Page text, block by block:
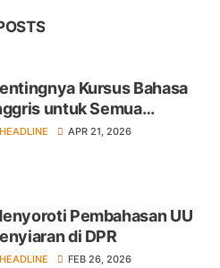
Kursus Bahasa
untuk Semua
HEADLINE APR 21, 2026
Pembahasan UU
di DPR
HEADLINE FEB 26, 2026